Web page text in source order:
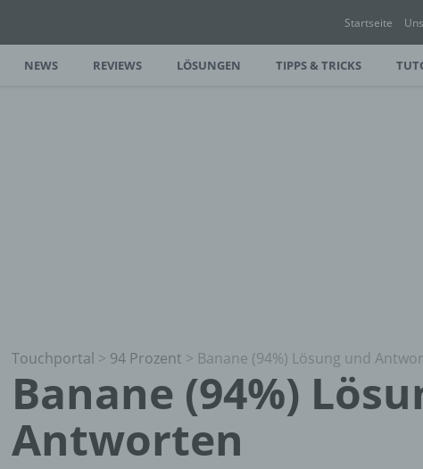
Startseite
NEWS REVIEWS LÖSUNGEN TIPPS & TRICKS
Touchportal > 94 Prozent > Banane (94%) Lösung und
Banane (94%)
Antworten